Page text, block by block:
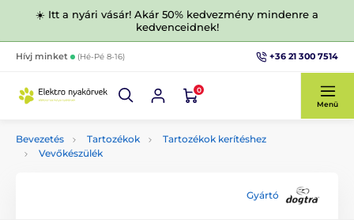
☀️ Itt a nyári vásár! Akár 50% kedvezmény mindenre a
kedvenceidnek!
Hívj minket (Hé-Pé 8-16) +36 21 300 7514
0
Menü
Bevezetés Tartozékok
Tartozékok kerítéshez
Vevőkészülék
Gyártó